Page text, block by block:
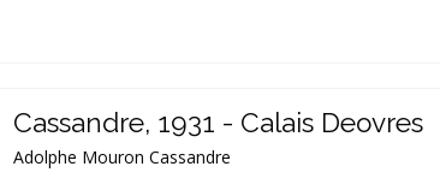
Cassandre, 1931 - Calais Deovres
Adolphe Mouron Cassandre